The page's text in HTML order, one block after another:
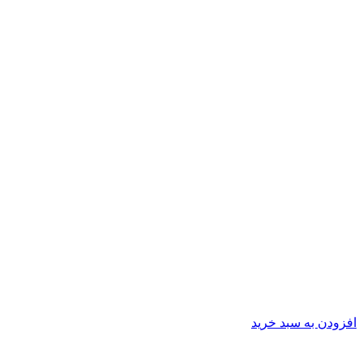
افزودن به سبد خرید